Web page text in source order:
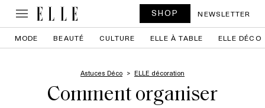
SHOP NEWSLETTER
MODE BEAUTÉ CULTURE ELLE À TABLE ELLE DÉCO
Astuces Déco ELLE décoration
Comment organiser